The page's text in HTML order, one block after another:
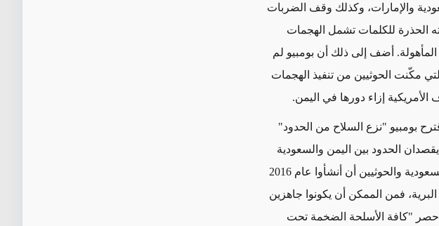
والإمارات، وكذلك وقف الضربات
الحذرة للكلمات تشمل الهجمات
أضف إلى ذلك أن بومبيو لم
مكّنت الحوثيين من تنفيذ الهجمات
إزاء دورها في اليمن.
بومبيو "نزع السلاح من الحدود"
الحدود بين اليمن والسعودية
فحسب أم يشملان الحدود البحرية ككل. وبما أنه سبق للسعودية والحوثيين أن أنشأوا عام 2016
فمن الممكن أن يكونوا جاهزين
حصر "كافة الأسلحة الضخمة تحت